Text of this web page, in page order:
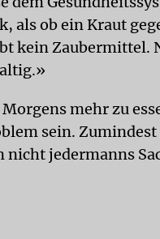
als ob ein Kraut
kein Zaubermittel.
mehr zu
sein. Zumindest
jedermanns